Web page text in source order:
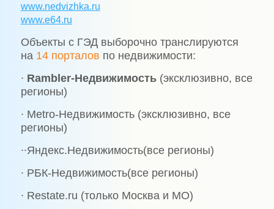
www.nedvizhka.ru
www.e64.ru
Объекты с ГЭД выборочно транслируются
на 14 порталов по недвижимости:
∙ Rambler-Недвижимость(эксклюзивно, все
регионы)
∙ Мetro-Недвижимость (эксклюзивно, все
регионы)
∙∙Яндекс.Недвижимость(все регионы)
∙ РБК-Недвижимость(все регионы)
∙ Restate.ru (только Москва и МО)